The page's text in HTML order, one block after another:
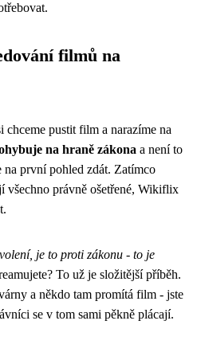
filmů na
chceme pustit film a narazíme na
na hraně zákona a není to
na první pohled zdát. Zatímco
právně ošetřené, Wikiflix
je to proti zákonu - to je
To už je složitější příběh.
a někdo tam promítá film - jste
se v tom sami pěkně plácají.